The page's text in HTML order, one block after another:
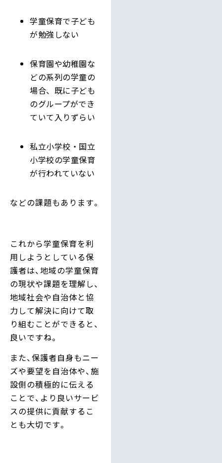
学童保育で子ども
が勉強しない
保育園や幼稚園な
どの系列の学童の
場合、既に子ども
のグループができ
ていて入りずらい
私立小学校・国立
小学校の学童保育
が行われていない
などの課題もあります。
これから学童保育を利
用しようとしている保
護者は、地域の学童保育
の現状や課題を理解し、
地域社会や自治体と協
力して解決に向けて取
り組むことができると、
良いですね。
また、保護者自身もニー
ズや要望を自治体や、施
設側の積極的に伝える
ことで、より良いサービ
スの提供に貢献するこ
とも大切です。